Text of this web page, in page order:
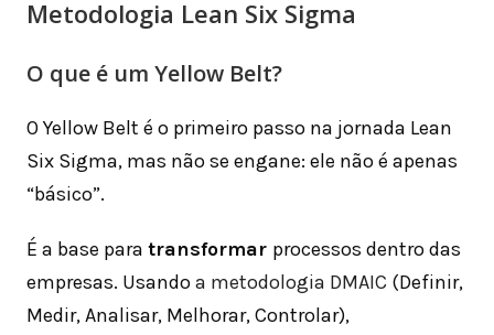
Metodologia Lean Six Sigma
O que é um Yellow Belt?
O Yellow Belt é o primeiro passo na jornada Lean
Six Sigma, mas não se engane: ele não é apenas
“básico”.
É a base para transformar processos dentro das
empresas. Usandoa metodologia DMAIC (Definir,
Medir, Analisar, Melhorar, Controlar),